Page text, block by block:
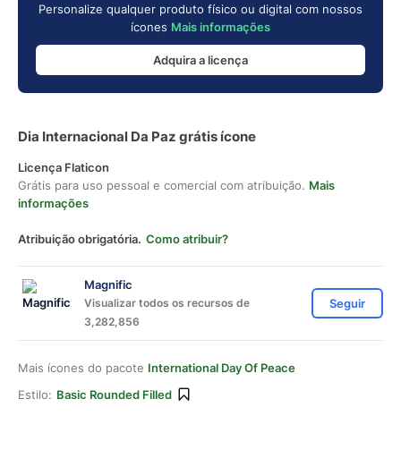
Personalize qualquer produto físico ou digital com nossos
ícones Mais informações
Adquira a licença
Dia Internacional Da Paz grátis ícone
Licença Flaticon
Grátis para uso pessoal e comercial com atribuição. Mais
informações
Atribuição obrigatória. Como atribuir?
Magnific
Visualizar todos os recursos de
3,282,856
Seguir
Mais ícones do pacote International Day Of Peace
Estilo: Basic Rounded Filled